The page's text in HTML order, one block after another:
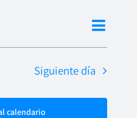
vistas
de
vistas
Día
Siguiente día
calendario